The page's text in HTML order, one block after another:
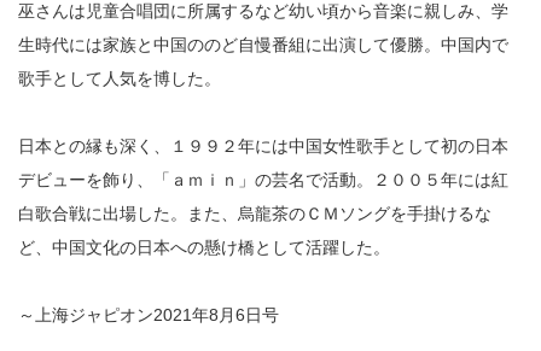
巫さんは児童合唱団に所属するなど幼い頃から音楽に親しみ、学
生時代には家族と中国ののど自慢番組に出演して優勝。中国内で
歌手として人気を博した。
日本との縁も深く、１９９２年には中国女性歌手として初の日本
デビューを飾り、「ａｍｉｎ」の芸名で活動。２００５年には紅
白歌合戦に出場した。また、烏龍茶のＣＭソングを手掛けるな
ど、中国文化の日本への懸け橋として活躍した。
～上海ジャピオン2021年8月6日号